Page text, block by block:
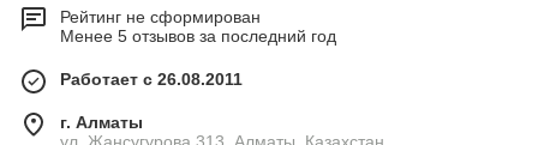
Рейтинг не сформирован
Менее 5 отзывов за последний год
Работает с 26.08.2011
г. Алматы